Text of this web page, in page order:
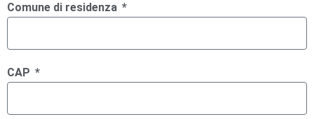
Comune di residenza
CAP